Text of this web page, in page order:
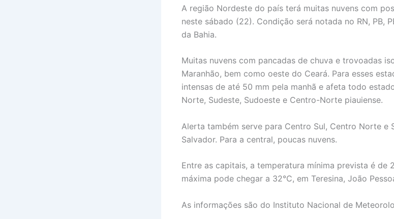
A região Nordeste do país terá muitas nuvens com
neste sábado (22). Condição será notada no RN, PB,
da Bahia.
Muitas nuvens com pancadas de chuva e trovoadas
Maranhão, bem como oeste do Ceará. Para esses
intensas de até 50 mm pela manhã e afeta todo
Norte, Sudeste, Sudoeste e Centro-Norte piauiense.
Alerta também serve para Centro Sul, Centro Norte e
Salvador. Para a central, poucas nuvens.
Entre as capitais, a temperatura mínima prevista é de
máxima pode chegar a 32°C, em Teresina, João
As informações são do Instituto Nacional de